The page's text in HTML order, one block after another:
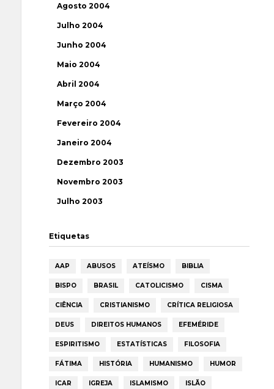
Agosto 2004
Julho 2004
Junho 2004
Maio 2004
Abril 2004
Março 2004
Fevereiro 2004
Janeiro 2004
Dezembro 2003
Novembro 2003
Julho 2003
Etiquetas
AAP ABUSOS ATEÍSMO BIBLIA
BISPO BRASIL CATOLICISMO CISMA
CIÊNCIA CRISTIANISMO CRÍTICA RELIGIOSA
DEUS DIREITOS HUMANOS EFEMÉRIDE
ESPIRITISMO ESTATÍSTICAS FILOSOFIA
FÁTIMA HISTÓRIA HUMANISMO HUMOR
ICAR IGREJA ISLAMISMO ISLÃO